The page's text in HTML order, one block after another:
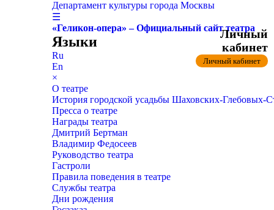
Департамент культуры города Москвы
☰
«Геликон-опера» – Официальный сайт театра
Языки
Ru
En
×
О театре
История городской усадьбы Шаховских-
Пресса о театре
Награды театра
Дмитрий Бертман
Владимир Федосеев
Руководство театра
Гастроли
Правила поведения в театре
Службы театра
Дни рождения
Личный
кабинет
Личный кабинет